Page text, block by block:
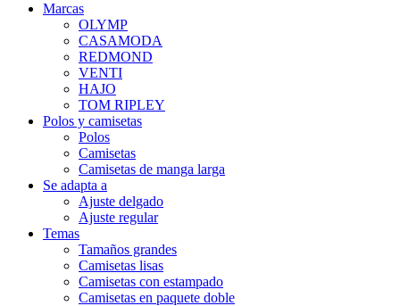
Marcas
OLYMP
CASAMODA
REDMOND
VENTI
HAJO
TOM RIPLEY
Polos y camisetas
Polos
Camisetas
Camisetas de manga larga
Se adapta a
Ajuste delgado
Ajuste regular
Temas
Tamaños grandes
Camisetas lisas
Camisetas con estampado
Camisetas en paquete doble